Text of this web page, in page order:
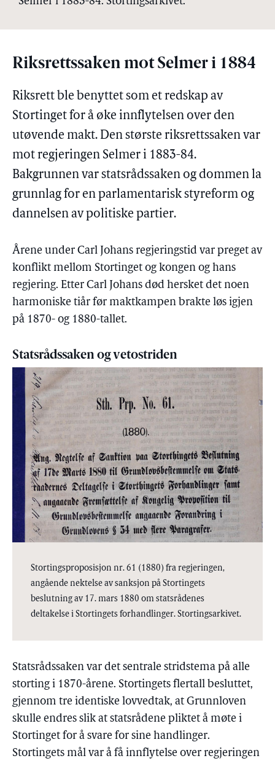
Riksrettssaken mot Selmer i 1884
Riksrett ble benyttet som et redskap av
Stortinget for å øke innflytelsen over den
utøvende makt. Den største riksrettssaken var
mot regjeringen Selmer i 1883-84.
Bakgrunnen var statsrådssaken og dommen la
grunnlag for en parlamentarisk styreform og
dannelsen av politiske partier.
Årene under Carl Johans regjeringstid var preget av
konflikt mellom Stortinget og kongen og hans
regjering. Etter Carl Johans død hersket det noen
harmoniske tiår før maktkampen brakte løs igjen
på 1870- og 1880-tallet.
Statsrådssaken og vetostriden
Stortingsproposisjon nr. 61 (1880) fra regjeringen,
angående nektelse av sanksjon på Stortingets
beslutning av 17. mars 1880 om statsrådenes
deltakelse i Stortingets forhandlinger. Stortingsarkivet.
Statsrådssaken var det sentrale stridstema på alle
storting i 1870-årene. Stortingets flertall besluttet,
gjennom tre identiske lovvedtak, at Grunnloven
skulle endres slik at statsrådene pliktet å møte i
Stortinget for å svare for sine handlinger.
Stortingets mål var å få innflytelse over regjeringen